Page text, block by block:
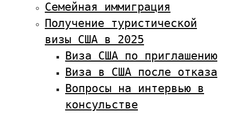
Семейная иммиграция
Получение туристической
визы США в 2025
Виза США по приглашению
Виза в США после отказа
Вопросы на интервью в
консульстве